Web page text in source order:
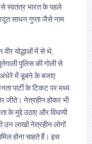
स्वतंत्र भारत के पहले
साधन गुप्ता जैसे नाम
योद्धाओं में से थे,
पुलिस की गोली से
अंधेरे में डूबने के बजाए
पार्टी के टिकट पर मध्य
जीते। नेत्रहीन होकर भी
के मुद्दे उठाए और विधायी
उन लाखों नेत्रहीन लोगों
होना चाहते हैं। इस